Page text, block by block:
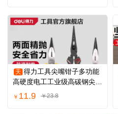
天 得力工具尖嘴钳子多功能
高硬度电工工业级高碳钢尖嘴
钳小钳子手工
￥ 11.9 ￥23.8